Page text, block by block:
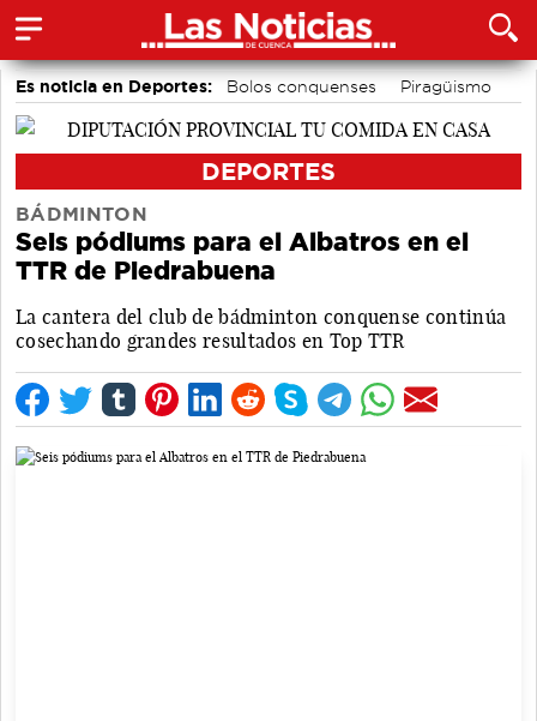
Es noticia en Deportes: Bolos conquenses
Piragüismo
Área de Deportes
DEPORTES
BÁDMINTON
Seis pódiums para el Albatros en el
TTR de Piedrabuena
La cantera del club de bádminton conquense continúa
cosechando grandes resultados en Top TTR